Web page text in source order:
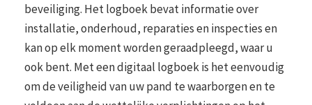
beveiliging. Het logboek bevat informatie over
installatie, onderhoud, reparaties en inspecties en
kan op elk moment worden geraadpleegd, waar u
ook bent. Met een digitaal logboek is het eenvoudig
om de veiligheid van uw pand te waarborgen en te